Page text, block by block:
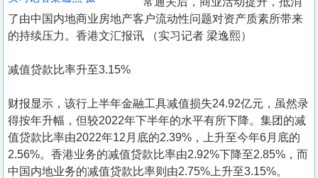
关
於
我
们
了由中国内地商业房地产客户流动性问题对资产质素所带来
的持续压力。香港文汇报讯 （实习记者 梁逸熙）
减值贷款比率升至3.15%
财报显示，该行上半年金融工具减值损失24.92亿元，虽然录
得按年升幅，但较2022年下半年的水平有所下降。集团的减
值贷款比率由2022年12月底的2.39%，上升至今年6月底的
2.56%。香港业务的减值贷款比率由2.92%下降至2.85%，而
中国内地业务的减值贷款比率则由2.75%上升至3.15%。